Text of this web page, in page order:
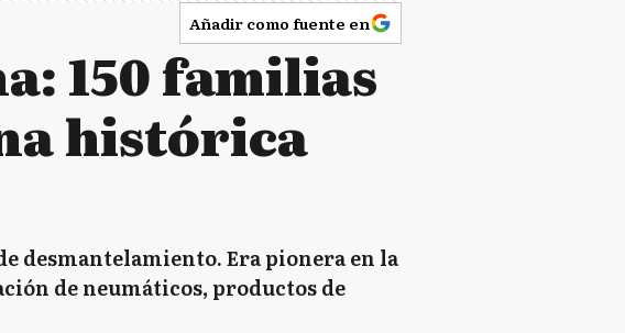
Añadir como fuente en
150 familias
histórica
desmantelamiento. Era pionera en la
de neumáticos, productos de